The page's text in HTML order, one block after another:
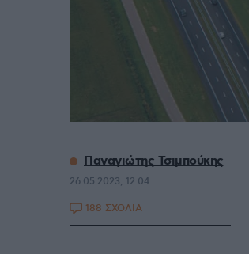
Παναγιώτης Τσιμπούκης
26.05.2023, 12:04
188 ΣΧΟΛΙΑ